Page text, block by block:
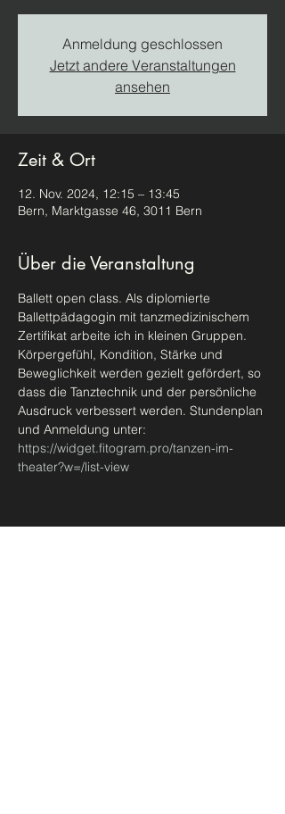
Anmeldung geschlossen
Jetzt andere Veranstaltungen
ansehen
Zeit & Ort
12. Nov. 2024, 12:15 – 13:45
Bern, Marktgasse 46, 3011 Bern
Über die Veranstaltung
Ballett open class. Als diplomierte
Ballettpädagogin mit tanzmedizinischem
Zertifikat arbeite ich in kleinen Gruppen.
Körpergefühl, Kondition, Stärke und
Beweglichkeit werden gezielt gefördert, so
dass die Tanztechnik und der persönliche
Ausdruck verbessert werden. Stundenplan
und Anmeldung unter:
https://widget.fitogram.pro/tanzen-im-
theater?w=/list-view